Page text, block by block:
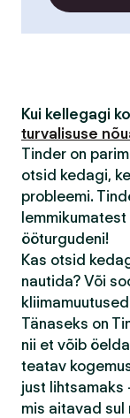
Kui kellegagi
turvalisuse
Tinder on
otsid kedagi,
probleemi.
ööturgudeni!
Kas otsid
nautida? Või
Tänaseks on
nii et võib
teatav
just lihtsamaks
mis aitavad